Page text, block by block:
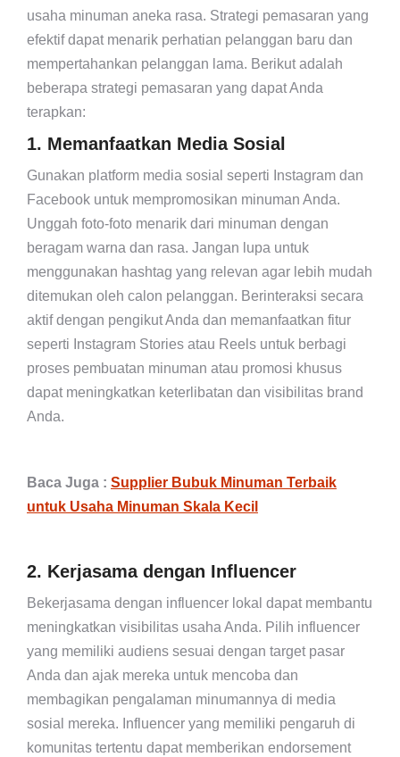
usaha minuman aneka rasa. Strategi pemasaran yang
efektif dapat menarik perhatian pelanggan baru dan
mempertahankan pelanggan lama. Berikut adalah
beberapa strategi pemasaran yang dapat Anda
terapkan:
1. Memanfaatkan Media Sosial
Gunakan platform media sosial seperti Instagram dan
Facebook untuk mempromosikan minuman Anda.
Unggah foto-foto menarik dari minuman dengan
beragam warna dan rasa. Jangan lupa untuk
menggunakan hashtag yang relevan agar lebih mudah
ditemukan oleh calon pelanggan. Berinteraksi secara
aktif dengan pengikut Anda dan memanfaatkan fitur
seperti Instagram Stories atau Reels untuk berbagi
proses pembuatan minuman atau promosi khusus
dapat meningkatkan keterlibatan dan visibilitas brand
Anda.
Baca Juga : Supplier Bubuk Minuman Terbaik
untuk Usaha Minuman Skala Kecil
2. Kerjasama dengan Influencer
Bekerjasama dengan influencer lokal dapat membantu
meningkatkan visibilitas usaha Anda. Pilih influencer
yang memiliki audiens sesuai dengan target pasar
Anda dan ajak mereka untuk mencoba dan
membagikan pengalaman minumannya di media
sosial mereka. Influencer yang memiliki pengaruh di
komunitas tertentu dapat memberikan endorsement